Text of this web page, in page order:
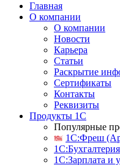
Главная
О компании
О компании
Новости
Карьера
Статьи
Раскрытие
Сертификаты
Контакты
Реквизиты
Продукты 1С
Популярные
1С:Фреш
1С:Бухгалтерия
1С:Зарплата и